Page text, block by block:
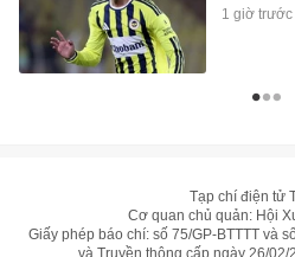
1 giờ trước
Tạp chí điện tử
Cơ quan chủ quản: Hội
Giấy phép báo chí: số 75/GP-BTTTT và
và Truyền thông cấp ngày 26/